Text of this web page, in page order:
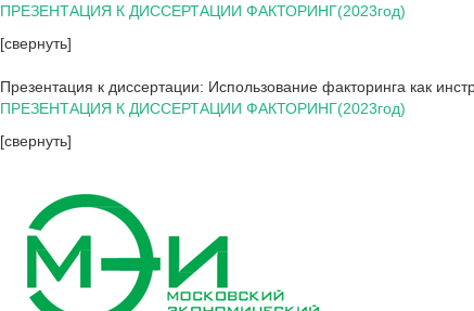
ПРЕЗЕНТАЦИЯ К ДИССЕРТАЦИИ ФАКТОРИНГ(2023год)
[свернуть]
Презентация к диссертации: Использование факторинга как
ПРЕЗЕНТАЦИЯ К ДИССЕРТАЦИИ ФАКТОРИНГ(2023год)
[свернуть]